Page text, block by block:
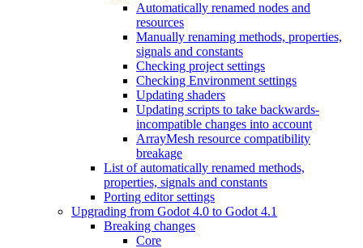
Automatically renamed nodes and
resources
Manually renaming methods, properties,
signals and constants
Checking project settings
Checking Environment settings
Updating shaders
Updating scripts to take backwards-
incompatible changes into account
ArrayMesh resource compatibility
breakage
List of automatically renamed methods,
properties, signals and constants
Porting editor settings
Upgrading from Godot 4.0 to Godot 4.1
Breaking changes
Core